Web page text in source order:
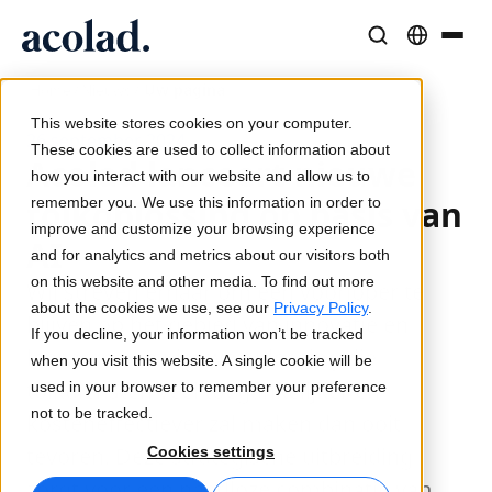
This website stores cookies on your computer.
These cookies are used to collect information about
how you interact with our website and allow us to
remember you. We use this information in order to
improve and customize your browsing experience
and for analytics and metrics about our visitors both
on this website and other media. To find out more
about the cookies we use, see our Privacy Policy.
If you decline, your information won’t be tracked
when you visit this website. A single cookie will be
used in your browser to remember your preference
not to be tracked.
Cookies settings
Vertaling
AI-snelheid, menselijke precisie
Tolken
Naadloze communicatie, overal
Media en Entertainment
Breng verhalen naar elk scherm
Consulting & Outsourcing
Lia Translate
Directe, merkconsistente vertalingen
Lia Live
Tolken in een nieuw jasje
Vertaal-API's en -connectors
Eenvoudige workflow-integratie
AI-tolktechnologie
Succesverhalen
Echte resultaten van onze klanten
Blogartikelen
Expertinzichten over wereldwijde content
Ebooks
Uitgebreide gidsen en strategieën
Webinars op aanvraag
Over Acolad
Duurzaamheid
Partners
Nieuws
26 september 2024
Acolad lanceert nieuwe
tolkoplossing op basis van
AI
Wij streven ernaar om een voorloper te
blijven op het gebied van innovatie en
lanceren een nieuwe oplossing die
tolkdiensten veel toegankelijker en
kosteneffectiever zal maken dan ooit
tevoren. Deze strategische uitbreiding